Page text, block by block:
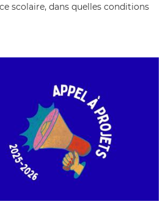
scolaire, dans quelles conditions